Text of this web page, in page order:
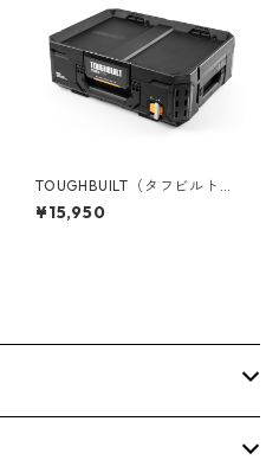
TOUGHBUILT（タフビルト）S
TACK TECH(スタックテック)
ツールボックス30 TB-B1-B-3
¥15,950